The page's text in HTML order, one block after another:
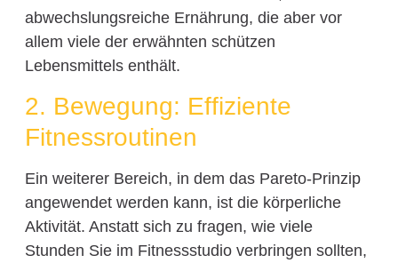
abwechslungsreiche Ernährung, die aber vor
allem viele der erwähnten schützen
Lebensmittels enthält.
2. Bewegung: Effiziente
Fitnessroutinen
Ein weiterer Bereich, in dem das Pareto-Prinzip
angewendet werden kann, ist die körperliche
Aktivität. Anstatt sich zu fragen, wie viele
Stunden Sie im Fitnessstudio verbringen sollten,